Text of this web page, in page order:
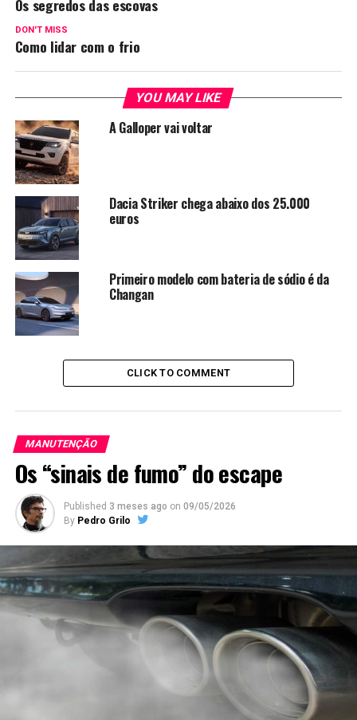
Os segredos das escovas
DON'T MISS
Como lidar com o frio
YOU MAY LIKE
A Galloper vai voltar
Dacia Striker chega abaixo dos 25.000
euros
Primeiro modelo com bateria de sódio é da
Changan
CLICK TO COMMENT
MANUTENÇÃO
Os “sinais de fumo” do escape
Published 3 meses ago on 09/05/2026
By Pedro Grilo